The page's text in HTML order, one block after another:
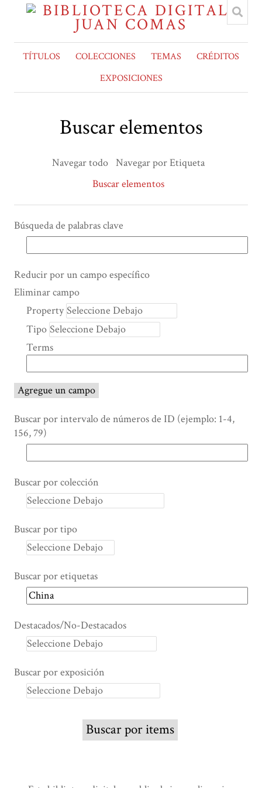
TÍTULOS COLECCIONES TEMAS
CRÉDITOS
EXPOSICIONES
Buscar elementos
Navegar todo Navegar por Etiqueta
Buscar elementos
Búsqueda de palabras clave
Number
rows
"Reducir
por
campo
específico":
1
Reducir por un campo específico
Search Property
Tipo de búsqueda
Términos de búsqueda
Ensamblador de Búsqueda
Eliminar campo
Property
Tipo
Terms
Agregue un campo
Buscar por intervalo de números de ID (ejemplo: 1-4,
156, 79)
Buscar por colección
Buscar por tipo
Buscar por etiquetas
Destacados/No-Destacados
Buscar por exposición